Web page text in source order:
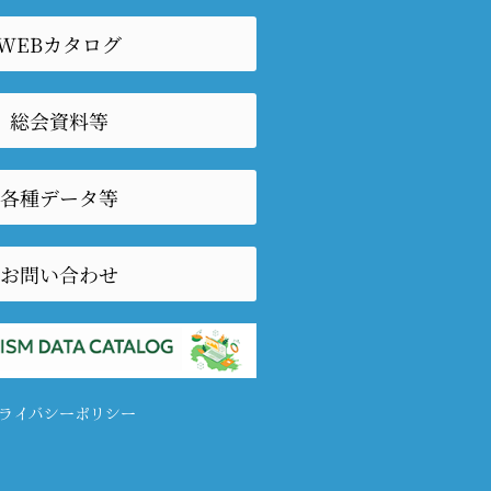
カタログ
総会資料等
各種データ等
お問い合わせ
イバシーポリシー